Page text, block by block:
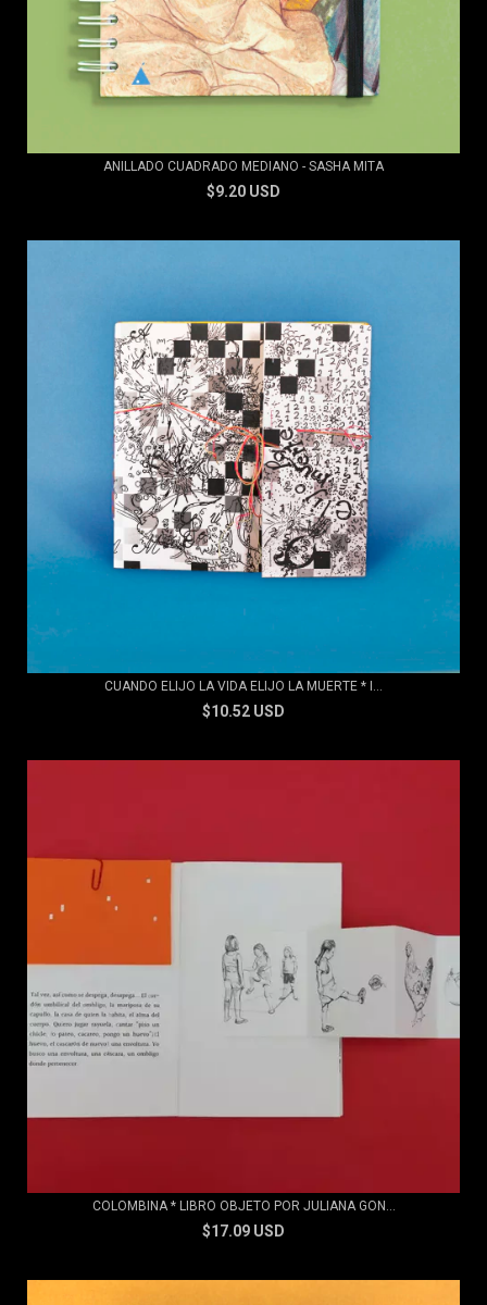
ANILLADO CUADRADO MEDIANO - SASHA MITA
$9.20 USD
CUANDO ELIJO LA VIDA ELIJO LA MUERTE * I...
$10.52 USD
COLOMBINA * LIBRO OBJETO POR JULIANA GON...
$17.09 USD